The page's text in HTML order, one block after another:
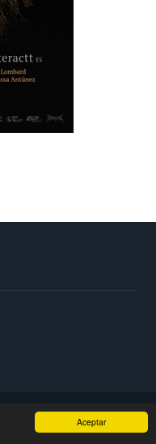
Aceptar